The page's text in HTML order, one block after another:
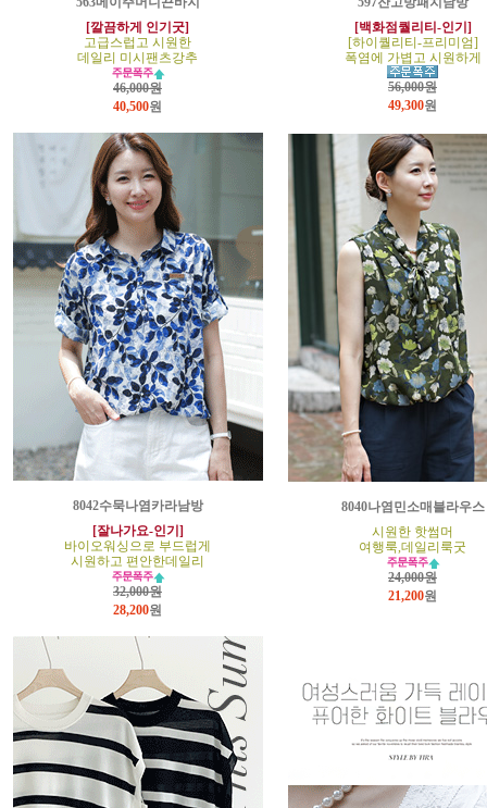
[깔끔하게 인기굿]
고급스럽고 시원한
데일리 미시팬츠강추
46,000원
40,500원
[백화점퀄리티-인기]
[하이퀄리티-프리미엄]
폭염에 가볍고 시원하게
56,000원
49,300원
8042수묵나염카라남방
[잘나가요-인기]
바이오워싱으로 부드럽게
시원하고 편안한데일리
32,000원
28,200원
8040나염민소매블라우스
시원한 핫썸머
여행룩,데일리룩굿
24,000원
21,200원